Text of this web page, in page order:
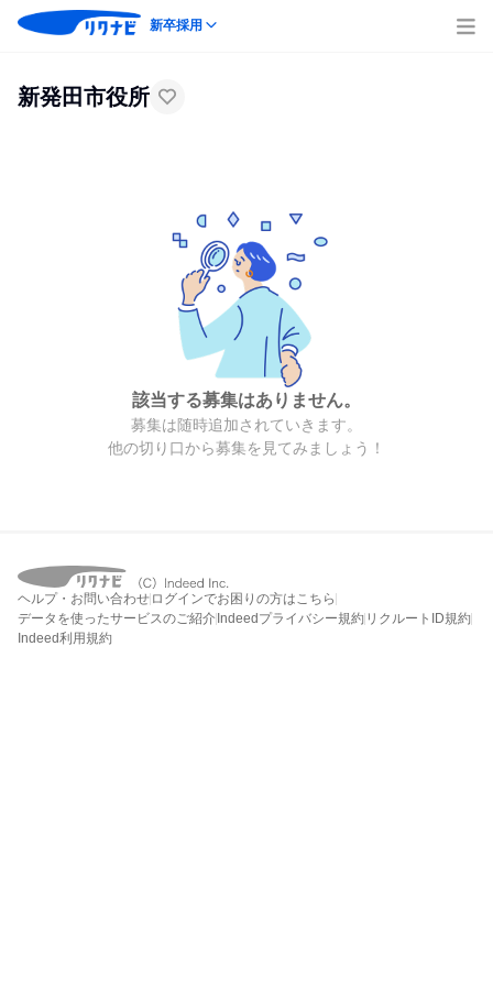
新卒採用
新発田市役所
該当する募集はありません。
募集は随時追加されていきます。
他の切り口から募集を見てみましょう！
ヘルプ・お問い合わせ ログインでお困りの方はこちら
データを使ったサービスのご紹介 Indeedプライバシー規約 リクルートID規約
Indeed利用規約